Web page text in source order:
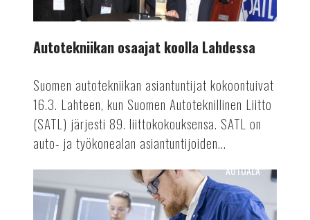
Autotekniikan osaajat koolla Lahdessa
Suomen autotekniikan asiantuntijat kokoontuivat
16.3. Lahteen, kun Suomen Autoteknillinen Liitto
(SATL) järjesti 89. liittokokouksensa. SATL on
auto- ja työkonealan asiantuntijoiden...
akkutuotanto
ennätykseen
AUTOALA